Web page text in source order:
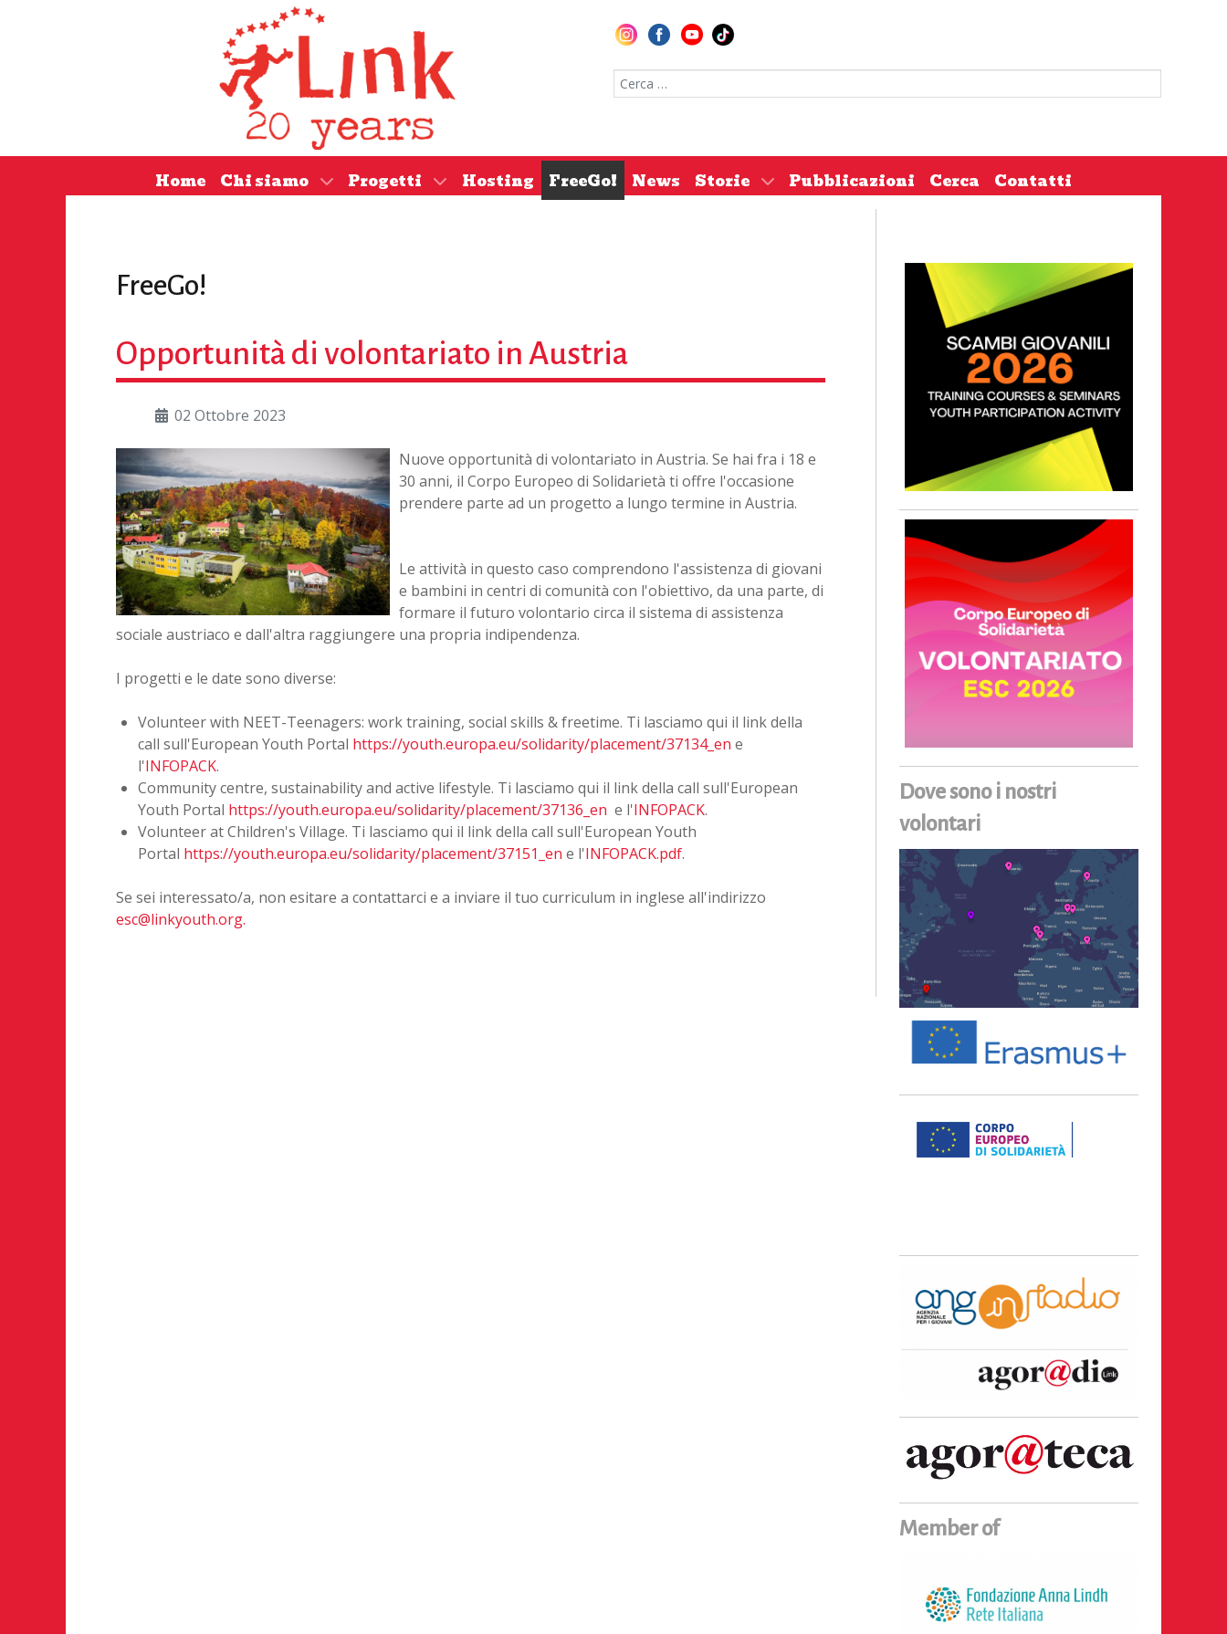
Cerca nel sito
Home Chi siamo Progetti Hosting FreeGo! News Storie Pubblicazioni Cerca Contatti
FreeGo!
Opportunità di volontariato in Austria
02 Ottobre 2023
Nuove opportunità di volontariato in Austria. Se hai fra i 18 e
30 anni, il Corpo Europeo di Solidarietà ti offre l'occasione
prendere parte ad un progetto a lungo termine in Austria.
Le attività in questo caso comprendono l'assistenza di giovani
e bambini in centri di comunità con l'obiettivo, da una parte, di
formare il futuro volontario circa il sistema di assistenza
sociale austriaco e dall'altra raggiungere una propria indipendenza.
I progetti e le date sono diverse:
Volunteer with NEET-Teenagers: work training, social skills & freetime. Ti lasciamo qui il link della
call sull'European Youth Portal https://youth.europa.eu/solidarity/placement/37134_en e
l'INFOPACK.
Community centre, sustainability and active lifestyle. Ti lasciamo qui il link della call sull'European
Youth Portal https://youth.europa.eu/solidarity/placement/37136_en e l'INFOPACK.
Volunteer at Children's Village. Ti lasciamo qui il link della call sull'European Youth
Portal https://youth.europa.eu/solidarity/placement/37151_en e l'INFOPACK.pdf.
Se sei interessato/a, non esitare a contattarci e a inviare il tuo curriculum in inglese all'indirizzo
esc@linkyouth.org.
Dove sono i nostri
volontari
Member of